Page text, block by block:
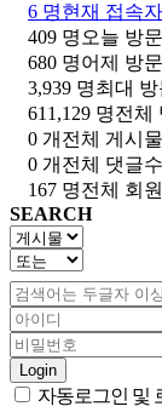
6 명현재 접속자
409 명 오늘 방
680 명어제 방
3,939 명최대
611,129 명전체
0 개 전체 게시물
0 개 전체 댓글수
167 명전체 회
SEARCH
Login
자동로그인 및